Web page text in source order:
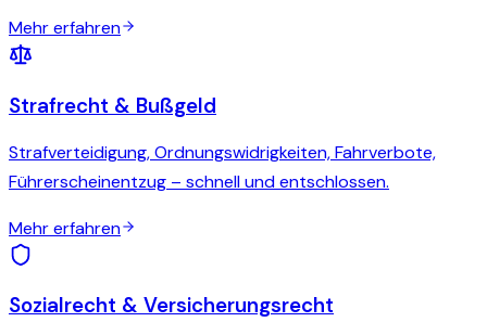
Mehr erfahren
Strafrecht & Bußgeld
Strafverteidigung, Ordnungswidrigkeiten, Fahrverbote,
Führerscheinentzug – schnell und entschlossen.
Mehr erfahren
Sozialrecht & Versicherungsrecht